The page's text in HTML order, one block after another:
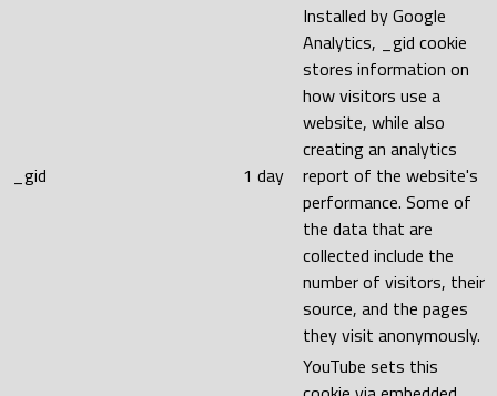
_gid 1 day
Installed by Google
Analytics, _gid cookie
stores information on
how visitors use a
website, while also
creating an analytics
report of the website's
performance. Some of
the data that are
collected include the
number of visitors, their
source, and the pages
they visit anonymously.
YouTube sets this